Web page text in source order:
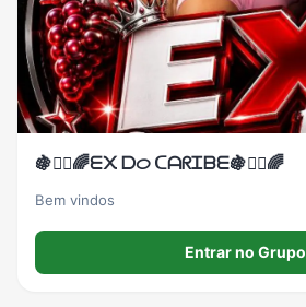
🍇⃟⃢🌈ᗴ᙭ ᗞᝪ ᑕᗩᖇᏆᗷᗴ🍇⃟⃢🌈
Bem vindos
Entrar no Grupo